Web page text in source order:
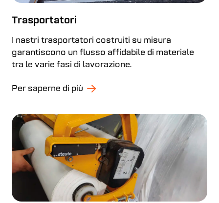
Trasportatori
I nastri trasportatori costruiti su misura
garantiscono un flusso affidabile di materiale
tra le varie fasi di lavorazione.
Per saperne di più